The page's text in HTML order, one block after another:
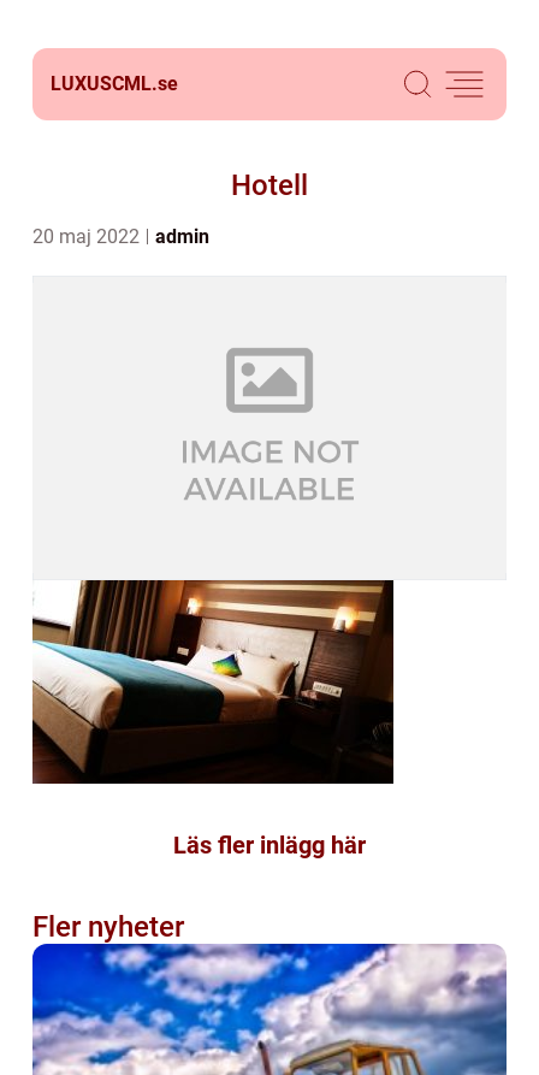
LUXUSCML.se
Hotell
20 maj 2022 admin
Läs fler inlägg här
Fler nyheter